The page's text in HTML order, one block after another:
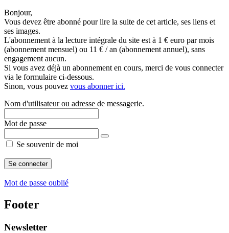
Bonjour,
Vous devez être abonné pour lire la suite de cet article, ses liens et
ses images.
L'abonnement à la lecture intégrale du site est à 1 € euro par mois
(abonnement mensuel) ou 11 € / an (abonnement annuel), sans
engagement aucun.
Si vous avez déjà un abonnement en cours, merci de vous connecter
via le formulaire ci-dessous.
Sinon, vous pouvez vous abonner ici.
Nom d'utilisateur ou adresse de messagerie.
Mot de passe
Se souvenir de moi
Mot de passe oublié
Footer
Newsletter